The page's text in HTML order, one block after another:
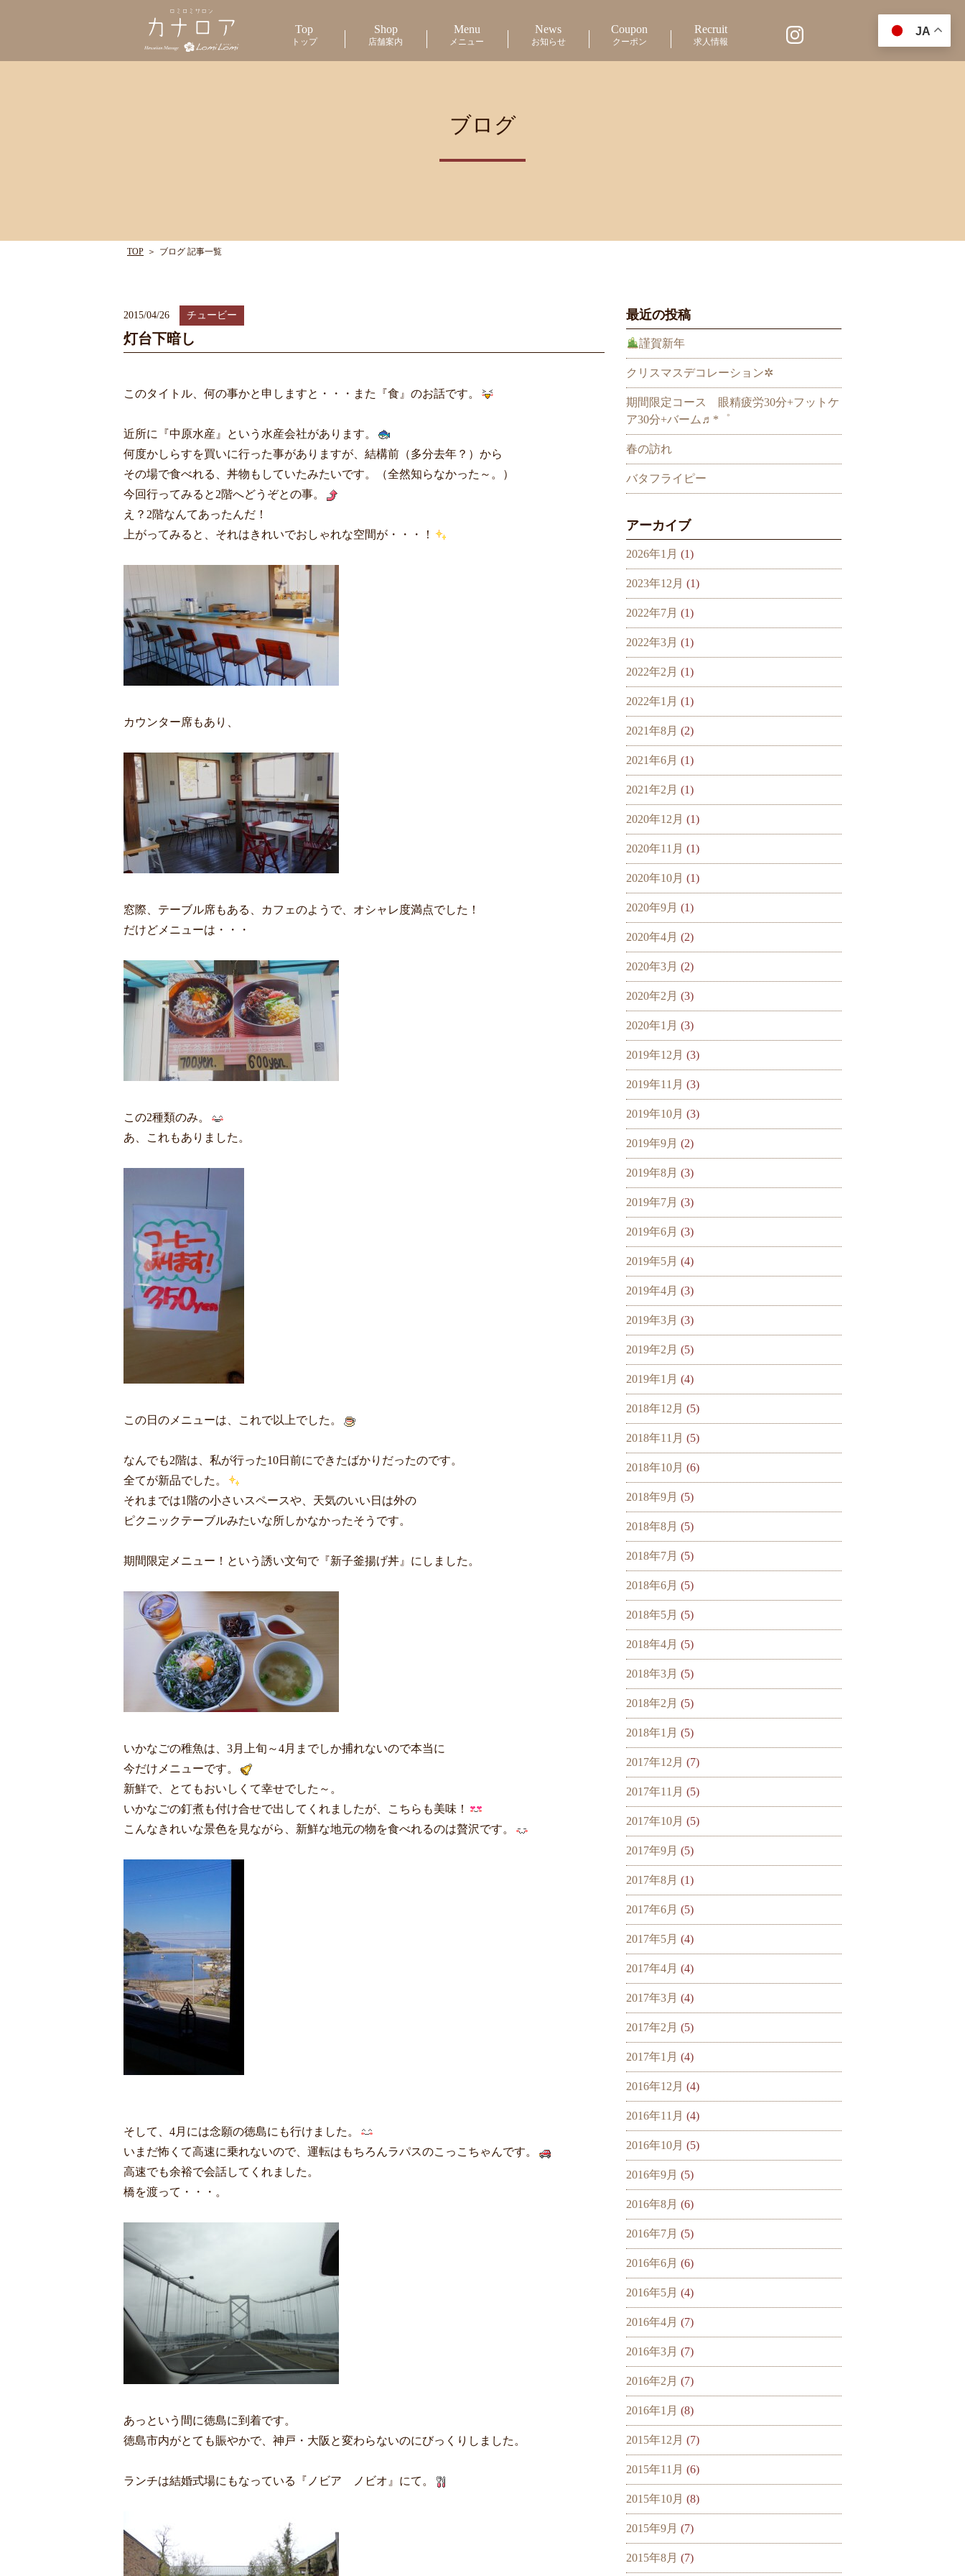
Top
トップ
Shop
店舗案内
Menu
メニュー
News
お知らせ
Coupon
クーポン
Recruit
求人情報
ブログ
TOP ＞ ブログ 記事一覧
2015/04/26 チュービー
灯台下暗し
このタイトル、何の事かと申しますと・・・また『食』のお話です。
近所に『中原水産』という水産会社があります。
何度かしらすを買いに行った事がありますが、結構前（多分去年？）から
その場で食べれる、丼物もしていたみたいです。（全然知らなかった～。）
今回行ってみると2階へどうぞとの事。
え？2階なんてあったんだ！
上がってみると、それはきれいでおしゃれな空間が・・・！
カウンター席もあり、
窓際、テーブル席もある、カフェのようで、オシャレ度満点でした！
だけどメニューは・・・
この2種類のみ。
あ、これもありました。
この日のメニューは、これで以上でした。
なんでも2階は、私が行った10日前にできたばかりだったのです。
全てが新品でした。
それまでは1階の小さいスペースや、天気のいい日は外の
ピクニックテーブルみたいな所しかなかったそうです。
期間限定メニュー！という誘い文句で『新子釜揚げ丼』にしました。
いかなごの稚魚は、3月上旬～4月までしか捕れないので本当に
今だけメニューです。
新鮮で、とてもおいしくて幸せでした～。
いかなごの釘煮も付け合せで出してくれましたが、こちらも美味！
こんなきれいな景色を見ながら、新鮮な地元の物を食べれるのは贅沢です。
そして、4月には念願の徳島にも行けました。
いまだ怖くて高速に乗れないので、運転はもちろんラパスのこっこちゃんです。
高速でも余裕で会話してくれました。
橋を渡って・・・。
あっという間に徳島に到着です。
徳島市内がとても賑やかで、神戸・大阪と変わらないのにびっくりしました。
ランチは結婚式場にもなっている『ノビア ノビオ』にて。
最近の投稿
謹賀新年
クリスマスデコレーション✲
期間限定コース 眼精疲労30分+フットケ
ア30分+バーム♬*゜
春の訪れ
バタフライピー
アーカイブ
2026年1月 (1)
2023年12月 (1)
2022年7月 (1)
2022年3月 (1)
2022年2月 (1)
2022年1月 (1)
2021年8月 (2)
2021年6月 (1)
2021年2月 (1)
2020年12月 (1)
2020年11月 (1)
2020年10月 (1)
2020年9月 (1)
2020年4月 (2)
2020年3月 (2)
2020年2月 (3)
2020年1月 (3)
2019年12月 (3)
2019年11月 (3)
2019年10月 (3)
2019年9月 (2)
2019年8月 (3)
2019年7月 (3)
2019年6月 (3)
2019年5月 (4)
2019年4月 (3)
2019年3月 (3)
2019年2月 (5)
2019年1月 (4)
2018年12月 (5)
2018年11月 (5)
2018年10月 (6)
2018年9月 (5)
2018年8月 (5)
2018年7月 (5)
2018年6月 (5)
2018年5月 (5)
2018年4月 (5)
2018年3月 (5)
2018年2月 (5)
2018年1月 (5)
2017年12月 (7)
2017年11月 (5)
2017年10月 (5)
2017年9月 (5)
2017年8月 (1)
2017年6月 (5)
2017年5月 (4)
2017年4月 (4)
2017年3月 (4)
2017年2月 (5)
2017年1月 (4)
2016年12月 (4)
2016年11月 (4)
2016年10月 (5)
2016年9月 (5)
2016年8月 (6)
2016年7月 (5)
2016年6月 (6)
2016年5月 (4)
2016年4月 (7)
2016年3月 (7)
2016年2月 (7)
2016年1月 (8)
2015年12月 (7)
2015年11月 (6)
2015年10月 (8)
2015年9月 (7)
2015年8月 (7)
JA